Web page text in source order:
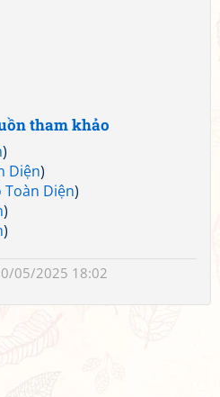
tham khảo
)
Diện)
Diện)
)
)
05/2025 18:02